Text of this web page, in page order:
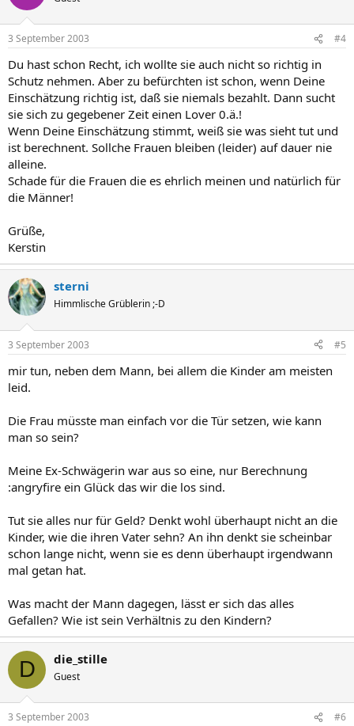
3 September 2003 #4
Du hast schon Recht, ich wollte sie auch nicht so richtig in
Schutz nehmen. Aber zu befürchten ist schon, wenn Deine
Einschätzung richtig ist, daß sie niemals bezahlt. Dann sucht
sie sich zu gegebener Zeit einen Lover 0.ä.!
Wenn Deine Einschätzung stimmt, weiß sie was sieht tut und
ist berechnent. Sollche Frauen bleiben (leider) auf dauer nie
alleine.
Schade für die Frauen die es ehrlich meinen und natürlich für
die Männer!
Grüße,
Kerstin
sterni
Himmlische Grüblerin ;-D
3 September 2003 #5
mir tun, neben dem Mann, bei allem die Kinder am meisten
leid.
Die Frau müsste man einfach vor die Tür setzen, wie kann
man so sein?
Meine Ex-Schwägerin war aus so eine, nur Berechnung
:angryfire ein Glück das wir die los sind.
Tut sie alles nur für Geld? Denkt wohl überhaupt nicht an die
Kinder, wie die ihren Vater sehn? An ihn denkt sie scheinbar
schon lange nicht, wenn sie es denn überhaupt irgendwann
mal getan hat.
Was macht der Mann dagegen, lässt er sich das alles
Gefallen? Wie ist sein Verhältnis zu den Kindern?
D die_stille
Guest
3 September 2003 #6